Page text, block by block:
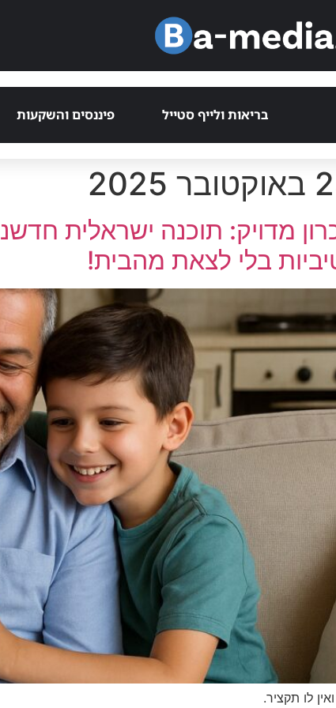
בריאות ולייף סטייל פיננסים והשקעות
2025
מדויק: תוכנה ישראלית
בלי לצאת מהבית!
לו תקציר.